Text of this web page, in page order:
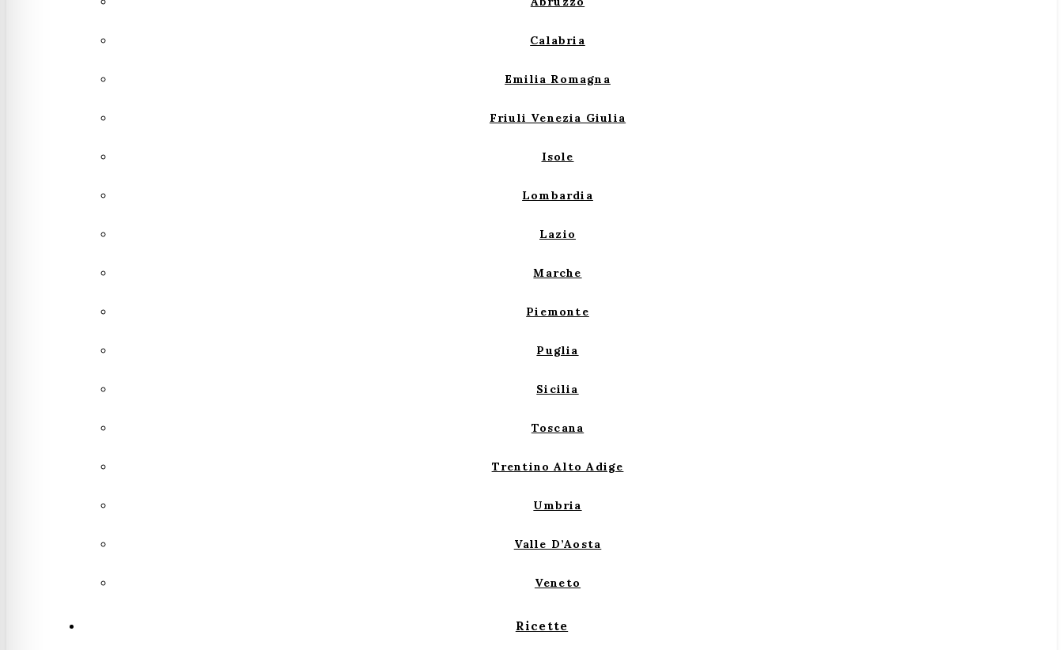
Calabria
Emilia Romagna
Friuli Venezia Giulia
Isole
Lombardia
Lazio
Marche
Piemonte
Puglia
Sicilia
Toscana
Trentino Alto Adige
Umbria
Valle D’Aosta
Veneto
Ricette